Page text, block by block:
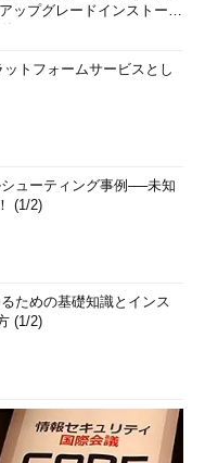
プグレードインストール
トフォームサービスとし
ューティング事例──未知
(1/2)
ための基礎知識とインス
(1/2)